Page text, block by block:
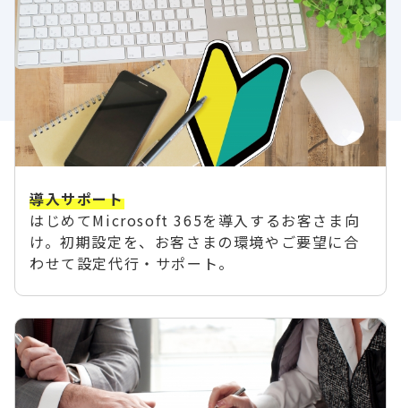
導入サポート
はじめてMicrosoft 365を導入するお客さま向
け。初期設定を、お客さまの環境やご要望に合
わせて設定代行・サポート。